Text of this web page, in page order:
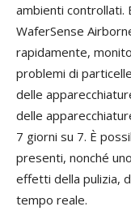
ambienti controllati.
WaferSense
rapidamente,
problemi di
delle
delle
7 giorni su 7. È
presenti, nonché
effetti della pulizia,
tempo reale.